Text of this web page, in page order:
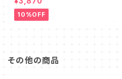
サー（FKFW0001）
10%OFF
その他の商品